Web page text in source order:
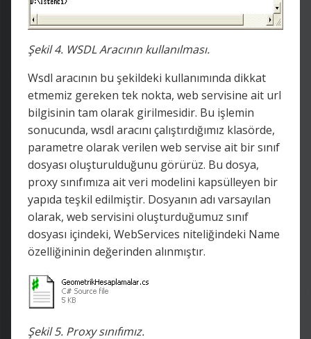
Şekil 4. WSDL Aracının kullanılması.
Wsdl aracının bu şekildeki kullanımında dikkat
etmemiz gereken tek nokta, web servisine ait url
bilgisinin tam olarak girilmesidir. Bu işlemin
sonucunda, wsdl aracını çalıştırdığımız klasörde,
parametre olarak verilen web servise ait bir sınıf
dosyası oluşturulduğunu görürüz. Bu dosya,
proxy sınıfımıza ait veri modelini kapsülleyen bir
yapıda teşkil edilmiştir. Dosyanın adı varsayılan
olarak, web servisini oluşturduğumuz sınıf
dosyası içindeki, WebServices niteliğindeki Name
özelliğininin değerinden alınmıştır.
Şekil 5. Proxy sınıfımız.